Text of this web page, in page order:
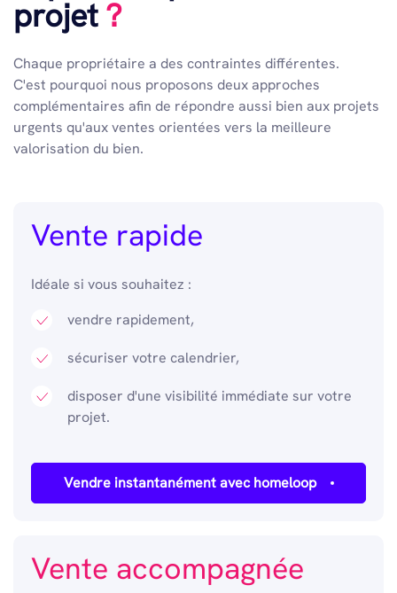
projet?
Chaque propriétaire a des contraintes différentes.
C'est pourquoi nous proposons deux approches
complémentaires afin de répondre aussi bien aux projets
urgents qu'aux ventes orientées vers la meilleure
valorisation du bien.
Vente rapide
Idéale si vous souhaitez :
vendre rapidement,
sécuriser votre calendrier,
disposer d'une visibilité immédiate sur votre
projet.
Vendre instantanément avec homeloop
Vente accompagnée